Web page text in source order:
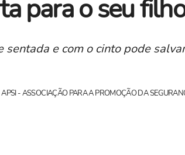
para o seu filho
e com o cinto pode
APSI - ASSOCIAÇÃO PARA A PROMOÇÃO DA